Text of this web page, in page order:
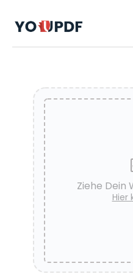
Ziehe Dein
Hier